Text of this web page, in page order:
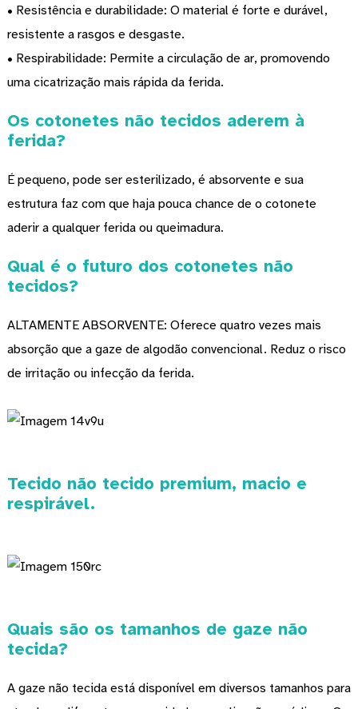
• Resistência e durabilidade: O material é forte e durável,
resistente a rasgos e desgaste.
• Respirabilidade: Permite a circulação de ar, promovendo
uma cicatrização mais rápida da ferida.
Os cotonetes não tecidos aderem à
ferida?
É pequeno, pode ser esterilizado, é absorvente e sua
estrutura faz com que haja pouca chance de o cotonete
aderir a qualquer ferida ou queimadura.
Qual é o futuro dos cotonetes não
tecidos?
ALTAMENTE ABSORVENTE: Oferece quatro vezes mais
absorção que a gaze de algodão convencional. Reduz o risco
de irritação ou infecção da ferida.
Tecido não tecido premium, macio e
respirável.
Quais são os tamanhos de gaze não
tecida?
A gaze não tecida está disponível em diversos tamanhos para